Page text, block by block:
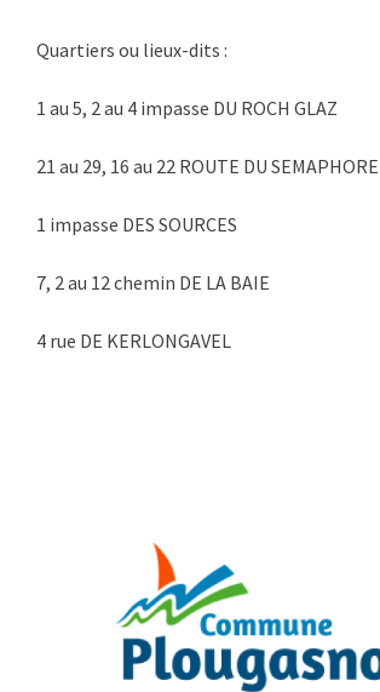
Quartiers ou lieux-dits :
1 au 5, 2 au 4 impasse DU ROCH GLAZ
21 au 29, 16 au 22 ROUTE DU SEMAPHORE
1 impasse DES SOURCES
7, 2 au 12 chemin DE LA BAIE
4 rue DE KERLONGAVEL